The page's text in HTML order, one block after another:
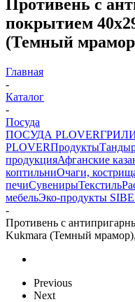
Противень с
покрытием
(Темный
Главная
-
Каталог
-
Посуда
ПОСУДА PLOVER
PLOVERПродукты
продукцияАфганские
коптильниОчаги,
печиСувенирыТекстиль
мебельЭко-продукты
-
Противень с
Kukmara (Темный
Previous
Next